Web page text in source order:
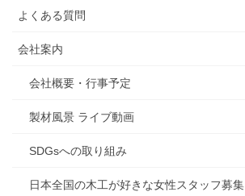
よくある質問
会社案内
会社概要・行事予定
製材風景 ライブ動画
SDGsへの取り組み
日本全国の木工が好きな女性スタッフ募集